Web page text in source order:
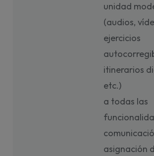
unidad
(audios,
ejercicios
itinerarios
etc.)
a todas las
asignación